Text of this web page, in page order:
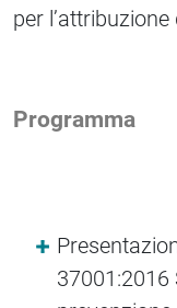
per
Programma
37001:2016